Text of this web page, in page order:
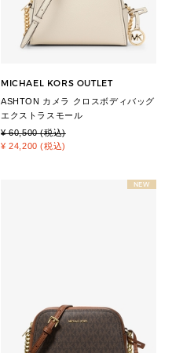
MICHAEL KORS OUTLET
ASHTON カメラ クロスボディバッグ
エクストラスモール
¥ 60,500 (税込)
¥ 24,200 (税込)
NEW